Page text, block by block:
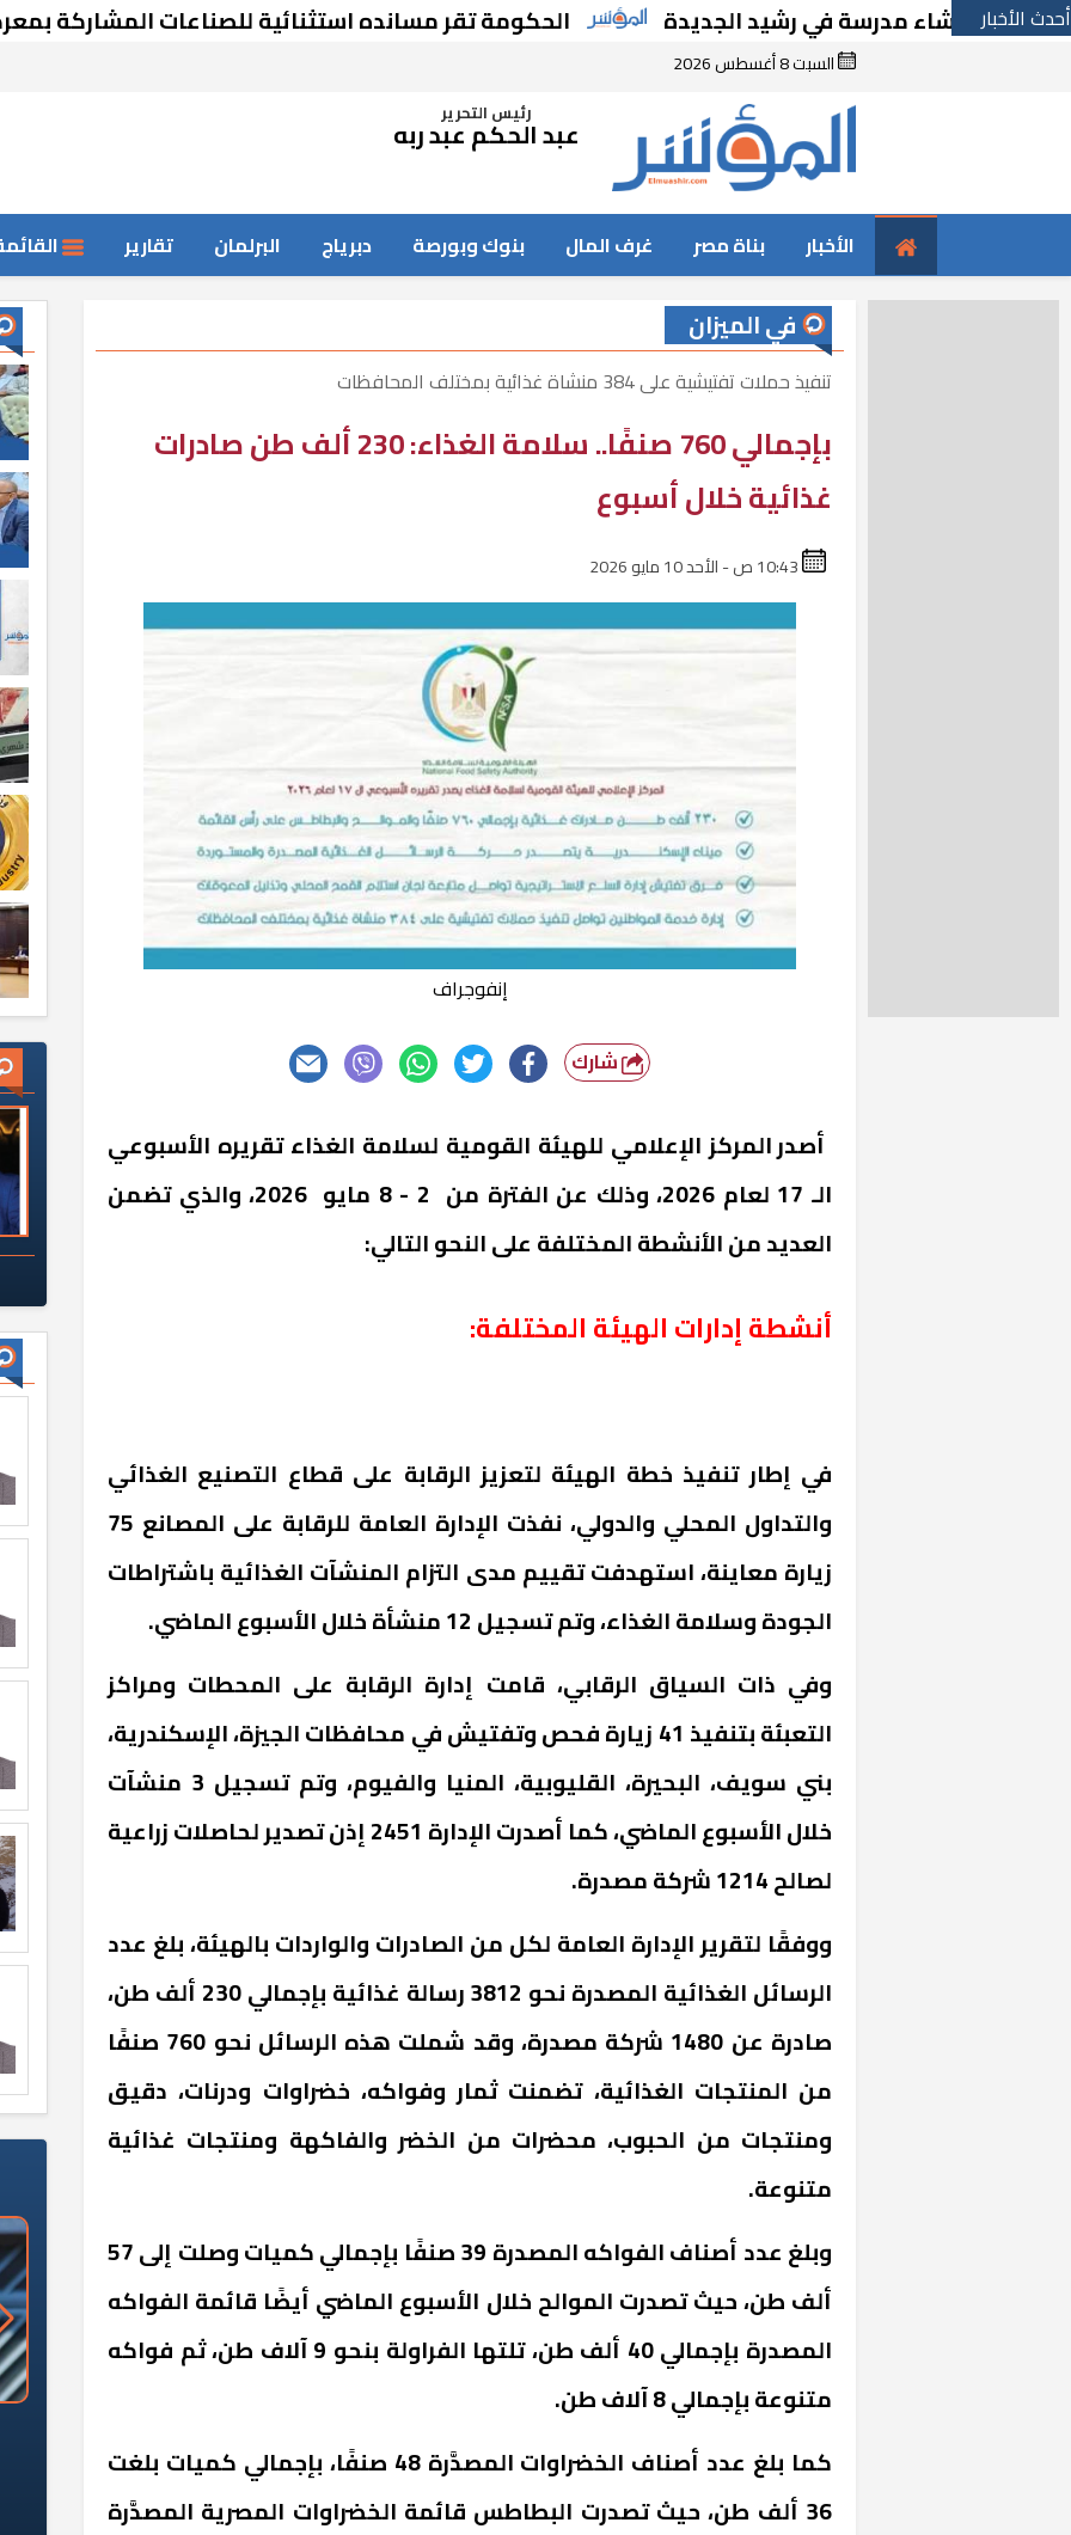
أحدث الأخباربإنشاء مدرسة في رشيد الجديدة الحكومة تقر مسانده استثنائية للصناعات المشاركة بمعرض
السبت 8 أغسطس 2026
رئيس التحرير
عبد الحكم عبد ربه
الأخبار بناة مصر غرف المال بنوك وبورصة دبرياج البرلمان تقارير
في الميزان
تنفيذ حملات تفتيشية على 384 منشاة غذائية بمختلف المحافظات
بإجمالي 760 صنفًا.. سلامة الغذاء: 230 ألف طن صادرات
غذائية خلال أسبوع
إنفوجراف
شارك
أصدر المركز الإعلامي للهيئة القومية لسلامة الغذاء تقريره الأسبوعي
الـ 17 لعام 2026، وذلك عن الفترة من 2 - 8 مايو 2026، والذي تضمن
العديد من الأنشطة المختلفة على النحو التالي:
أنشطة إدارات الهيئة المختلفة:
في إطار تنفيذ خطة الهيئة لتعزيز الرقابة على قطاع التصنيع الغذائي
والتداول المحلي والدولي، نفذت الإدارة العامة للرقابة على المصانع 75
زيارة معاينة، استهدفت تقييم مدى التزام المنشآت الغذائية باشتراطات
الجودة وسلامة الغذاء، وتم تسجيل 12 منشأة خلال الأسبوع الماضي.
وفي ذات السياق الرقابي، قامت إدارة الرقابة على المحطات ومراكز
التعبئة بتنفيذ 41 زيارة فحص وتفتيش في محافظات الجيزة، الإسكندرية،
بني سويف، البحيرة، القليوبية، المنيا والفيوم، وتم تسجيل 3 منشآت
خلال الأسبوع الماضي، كما أصدرت الإدارة 2451 إذن تصدير لحاصلات زراعية
لصالح 1214 شركة مصدرة.
ووفقًا لتقرير الإدارة العامة لكل من الصادرات والواردات بالهيئة، بلغ عدد
الرسائل الغذائية المصدرة نحو 3812 رسالة غذائية بإجمالي 230 ألف طن،
صادرة عن 1480 شركة مصدرة، وقد شملت هذه الرسائل نحو 760 صنفًا
من المنتجات الغذائية، تضمنت ثمار وفواكه، خضراوات ودرنات، دقيق
ومنتجات من الحبوب، محضرات من الخضر والفاكهة ومنتجات غذائية
متنوعة.
وبلغ عدد أصناف الفواكه المصدرة 39 صنفًا بإجمالي كميات وصلت إلى 57
ألف طن، حيث تصدرت الموالح خلال الأسبوع الماضي أيضًا قائمة الفواكه
المصدرة بإجمالي 40 ألف طن، تلتها الفراولة بنحو 9 آلاف طن، ثم فواكه
متنوعة بإجمالي 8 آلاف طن.
كما بلغ عدد أصناف الخضراوات المصدَّرة 48 صنفًا، بإجمالي كميات بلغت
36 ألف طن، حيث تصدرت البطاطس قائمة الخضراوات المصرية المصدَّرة
خشبية بفناء مقبرة "باكي" غذائية في أسبوع